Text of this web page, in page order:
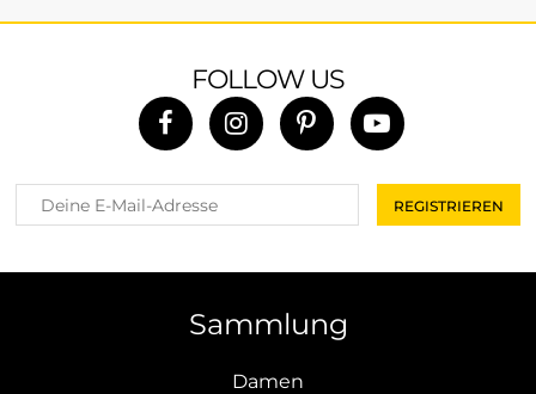
FOLLOW US
Sammlung
Damen